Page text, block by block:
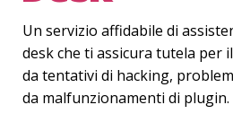
Un servizio affidabile di
desk che ti assicura tutela per
da tentativi di hacking,
da malfunzionamenti di plugin.